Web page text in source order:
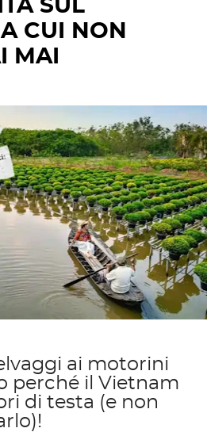
SUL
CUI NON
MAI
ai motorini
perché il Vietnam
di testa (e non